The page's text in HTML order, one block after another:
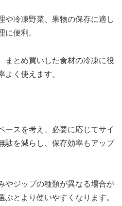
や冷凍野菜、果物の保存に適し
に便利。
まとめ買いした食材の冷凍に役
よく使えます。
ースを考え、必要に応じてサイ
駄を減らし、保存効率もアップ
やジップの種類が異なる場合が
ぶとより使いやすくなります。